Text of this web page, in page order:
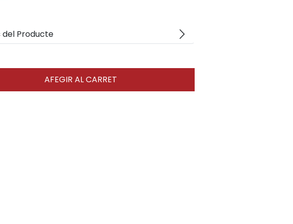
del Producte arrow_forward_ios
AFEGIR AL CARRET